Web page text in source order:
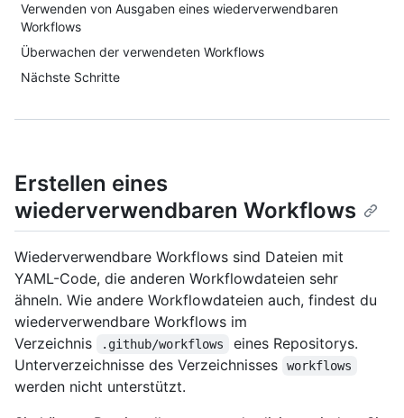
Verwenden von Ausgaben eines wiederverwendbaren
Workflows
Überwachen der verwendeten Workflows
Nächste Schritte
Erstellen eines
wiederverwendbaren Workflows
Wiederverwendbare Workflows sind Dateien mit
YAML-Code, die anderen Workflowdateien sehr
ähneln. Wie andere Workflowdateien auch, findest du
wiederverwendbare Workflows im
Verzeichnis
.github/workflows
eines Repositorys.
Unterverzeichnisse des Verzeichnisses
workflows
werden nicht unterstützt.